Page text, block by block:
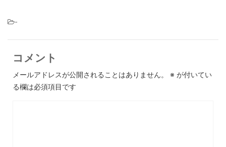
-
コメント
メールアドレスが公開されることはありません。 ※ が付いてい
る欄は必須項目です